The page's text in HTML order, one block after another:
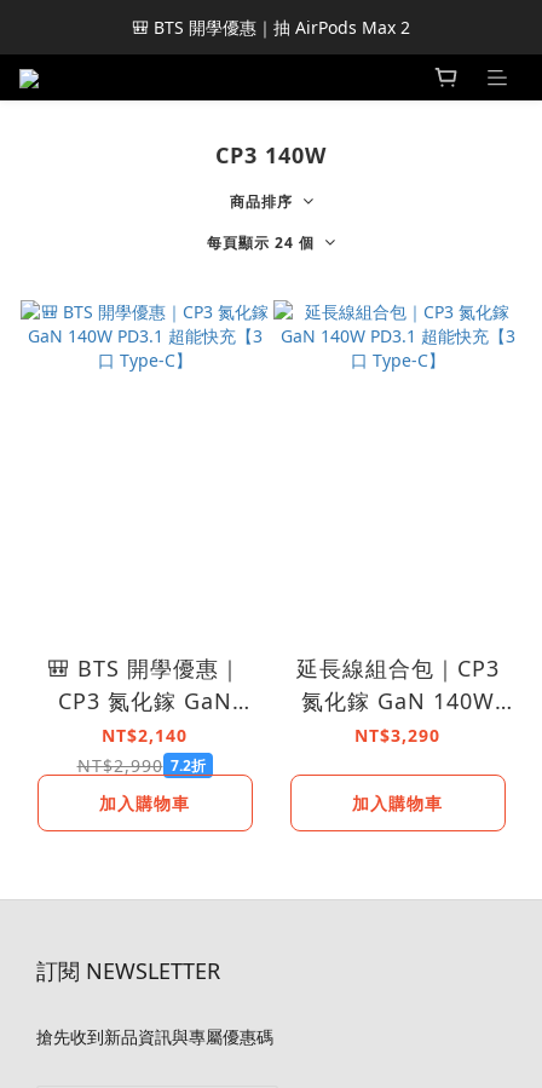
🎒 BTS 開學優惠｜抽 AirPods Max 2
CP3 140W
商品排序
每頁顯示 24 個
🎒 BTS 開學優惠｜
CP3 氮化鎵 GaN
140W PD3.1 超能快
充【3口 Type-C】
NT$2,140
NT$2,990 7.2折
加入購物車
延長線組合包｜CP3
氮化鎵 GaN 140W
PD3.1 超能快充【3口
NT$3,290
加入購物車
訂閱 NEWSLETTER
搶先收到新品資訊與專屬優惠碼